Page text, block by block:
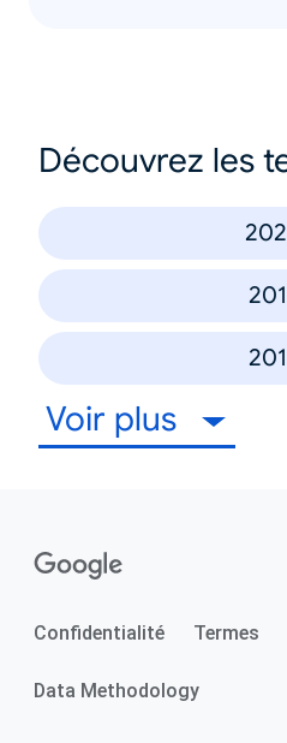
Découvrez les
Voir plus
Confidentialité Termes
Data Methodology